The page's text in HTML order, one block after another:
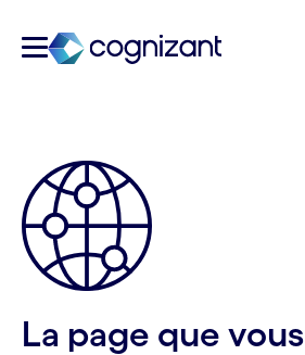
La page que vous